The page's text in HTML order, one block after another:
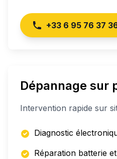
+33 6 95 76 37
Dépannage sur
Intervention rapide sur
Diagnostic
Réparation batterie